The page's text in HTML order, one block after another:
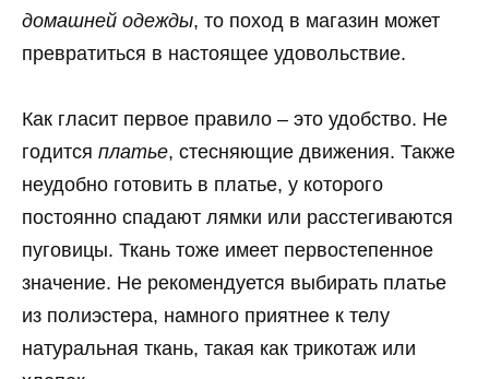
домашней одежды, то поход в магазин может
превратиться в настоящее удовольствие.
Как гласит первое правило – это удобство. Не
годится платье, стесняющие движения. Также
неудобно готовить в платье, у которого
постоянно спадают лямки или расстегиваются
пуговицы. Ткань тоже имеет первостепенное
значение. Не рекомендуется выбирать платье
из полиэстера, намного приятнее к телу
натуральная ткань, такая как трикотаж или